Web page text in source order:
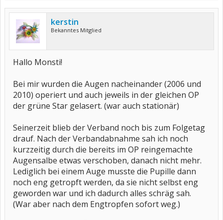
kerstin
Bekanntes Mitglied
Hallo Monsti!
Bei mir wurden die Augen nacheinander (2006 und
2010) operiert und auch jeweils in der gleichen OP
der grüne Star gelasert. (war auch stationär)
Seinerzeit blieb der Verband noch bis zum Folgetag
drauf. Nach der Verbandabnahme sah ich noch
kurzzeitig durch die bereits im OP reingemachte
Augensalbe etwas verschoben, danach nicht mehr.
Lediglich bei einem Auge musste die Pupille dann
noch eng getropft werden, da sie nicht selbst eng
geworden war und ich dadurch alles schräg sah.
(War aber nach dem Engtropfen sofort weg.)